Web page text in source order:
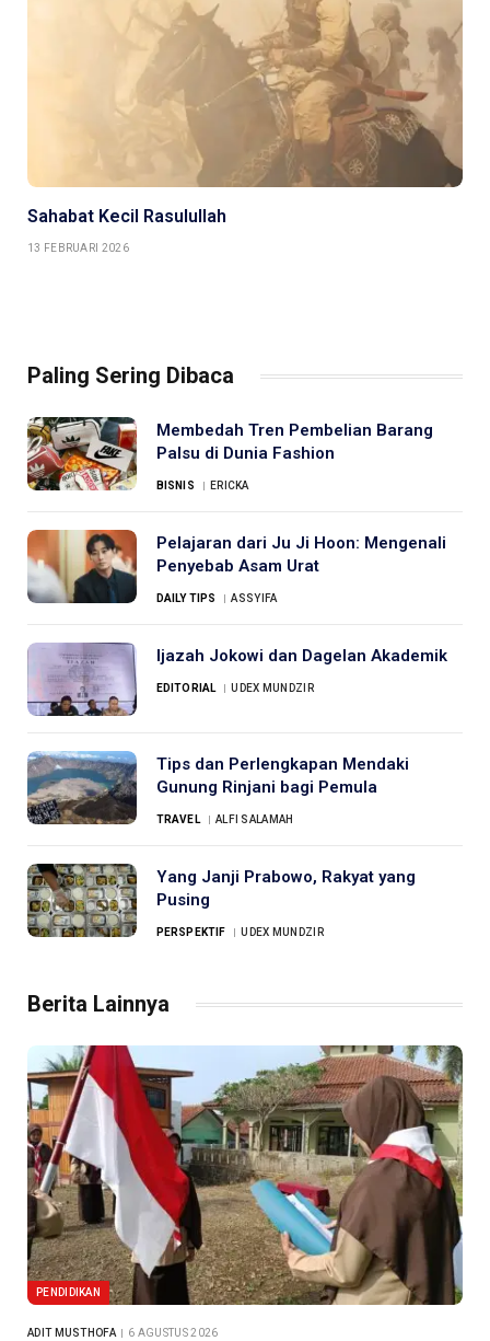
Sahabat Kecil Rasulullah
13 FEBRUARI 2026
Paling Sering Dibaca
Membedah Tren Pembelian Barang
Palsu di Dunia Fashion
BISNIS ERICKA
Pelajaran dari Ju Ji Hoon: Mengenali
Penyebab Asam Urat
DAILY TIPS ASSYIFA
Ijazah Jokowi dan Dagelan Akademik
EDITORIAL UDEX MUNDZIR
Tips dan Perlengkapan Mendaki
Gunung Rinjani bagi Pemula
TRAVEL ALFI SALAMAH
Yang Janji Prabowo, Rakyat yang
Pusing
PERSPEKTIF UDEX MUNDZIR
Berita Lainnya
PENDIDIKAN
ADIT MUSTHOFA 6 AGUSTUS 2026